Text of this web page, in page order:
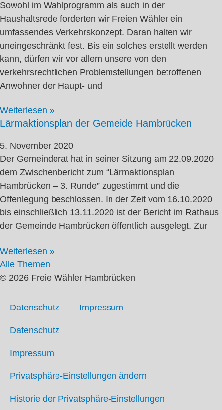
Sowohl im Wahlprogramm als auch in der
Haushaltsrede forderten wir Freien Wähler ein
umfassendes Verkehrskonzept. Daran halten wir
uneingeschränkt fest. Bis ein solches erstellt werden
kann, dürfen wir vor allem unsere von den
verkehrsrechtlichen Problemstellungen betroffenen
Anwohner der Haupt- und
Weiterlesen »
Lärmaktionsplan der Gemeide Hambrücken
5. November 2020
Der Gemeinderat hat in seiner Sitzung am 22.09.2020
dem Zwischenbericht zum “Lärmaktionsplan
Hambrücken – 3. Runde” zugestimmt und die
Offenlegung beschlossen. In der Zeit vom 16.10.2020
bis einschließlich 13.11.2020 ist der Bericht im Rathaus
der Gemeinde Hambrücken öffentlich ausgelegt. Zur
Weiterlesen »
Alle Themen
© 2026 Freie Wähler Hambrücken
Datenschutz Impressum
Datenschutz
Impressum
Privatsphäre-Einstellungen ändern
Historie der Privatsphäre-Einstellungen